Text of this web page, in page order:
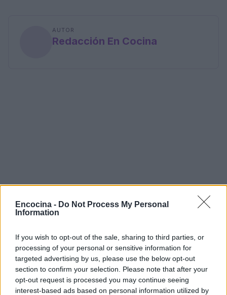
Encocina - Do Not Process My Personal
Information
If you wish to opt-out of the sale, sharing to third parties, or
processing of your personal or sensitive information for
targeted advertising by us, please use the below opt-out
section to confirm your selection. Please note that after your
opt-out request is processed you may continue seeing
interest-based ads based on personal information utilized by
AUTOR
Redacción En Cocina